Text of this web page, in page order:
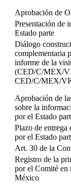
Aprobación de
Presentación de
Estado parte
Diálogo
complementaria
informe de la
(CED/C/MEX/
CED/C/MEX/
Aprobación de
sobre la
por el Estado
Plazo de
por el Estado
Art. 30 de la
Registro de la
por el Comité en
México